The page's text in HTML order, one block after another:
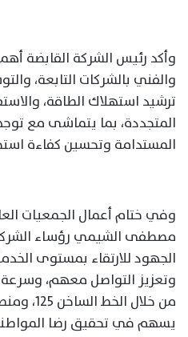
وأكد رئيس الشركة القابضة
والفني بالشركات التابعة،
ترشيد استهلاك الطاقة،
المتجددة، بما يتماشى مع
المستدامة وتحسين كفاءة
وفي ختام أعمال الجمعيات
مصطفى الشيمي رؤساء
الجهود للارتقاء بمستوى
وتعزيز التواصل معهم، وسرعة
من خلال
يسهم في تحقيق رضا